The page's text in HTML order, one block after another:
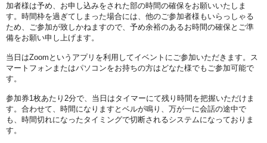
加者様は予め、お申し込みをされた部の時間の確保をお願いいたしま
す。時間枠を過ぎてしまった場合には、他のご参加者様もいらっしゃる
ため、ご参加が致しかねますので、予め余裕のあるお時間の確保とご準
備をお願い申し上げます。
当日はZoomというアプリを利用してイベントにご参加いただきます。ス
マートフォンまたはパソコンをお持ちの方はどなた様でもご参加可能で
す。
参加券1枚あたり2分で、当日はタイマーにて残り時間を把握いただけま
す。合わせて、時間になりますとベルが鳴り、万が一に会話の途中で
も、時間切れになったタイミングで切断されるシステムになっておりま
す。